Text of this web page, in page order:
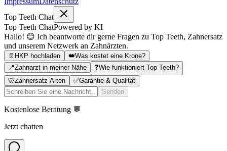
Top Teeth Chat
Top Teeth ChatPowered by KI
Hallo! 😊 Ich beantworte dir gerne Fragen zu Top Teeth, Zahnersatz
und unserem Netzwerk an Zahnärzten.
📄 HKP hochladen 👑Was kostet eine Krone?
📍Zahnarzt in meiner Nähe ❓Wie funktioniert Top Teeth?
🦷Zahnersatz Arten ✅Garantie & Qualität
Senden
Kostenlose Beratung 💬
Jetzt chatten